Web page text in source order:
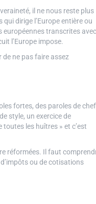
il ne nous reste plus
dirige l’Europe entière ou
européennes transcrites avec
l’Europe impose.
ne pas faire assez
fortes, des paroles de
style, un exercice de
les huîtres » et c’est
réformées. Il faut
ou de cotisations